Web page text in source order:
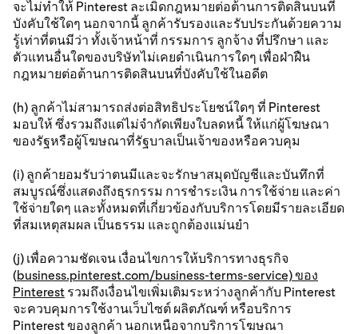
จะไม่ทำให้ Pinterest ละเมิดกฎหมายต่อต้านการติดสินบนที่
บังคับใช้ใดๆ นอกจากนี้ ลูกค้ารับรองและรับประกันด้วยความ
รู้เท่าที่ตนมีว่า ทั้งเจ้าหน้าที่ กรรมการ ลูกจ้าง ที่ปรึกษา และ
ตัวแทนอื่นใดของบริษัทไม่เคยดำเนินการใดๆ เพื่อฝ่าฝืน
กฎหมายต่อต้านการติดสินบนที่บังคับใช้ในอดีต
(h) ลูกค้าไม่สามารถส่งต่อสิทธิประโยชน์ใดๆ ที่ Pinterest
มอบให้ ซึ่งรวมถึงแต่ไม่จํากัดเพียงใบลดหนี้ ให้แก่ผู้โฆษณา
ของรัฐหรือผู้โฆษณาที่รัฐบาลเป็นเจ้าของหรือควบคุม
(i) ลูกค้ายอมรับว่าตนมีและจะรักษาสมุดบัญชีและบันทึกที่
สมบูรณ์ซึ่งแสดงถึงธุรกรรม การชำระเงิน การใช้จ่าย และค่า
ใช้จ่ายใดๆ และทั้งหมดที่เกี่ยวข้องกับบริการโดยมีรายละเอียด
ที่สมเหตุสมผล เป็นธรรม และถูกต้องแม่นยำ
(j) เพื่อความชัดเจน เงื่อนไขการให้บริการทางธุรกิจ
(business.pinterest.com/business-terms-service) ของ
Pinterest รวมถึงเงื่อนไขเพิ่มเติมระหว่างลูกค้ากับ Pinterest
จะควบคุมการใช้งานเว็บไซต์ ผลิตภัณฑ์ หรือบริการ
Pinterest ของลูกค้า นอกเหนือจากบริการโฆษณา